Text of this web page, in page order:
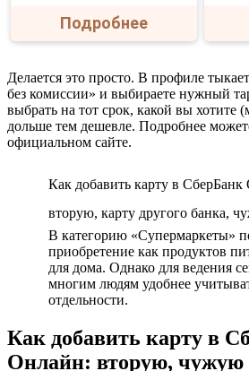
Подробнее
Делается это просто. В профиле
без комиссии» и выбираете нужный
выбрать на тот срок, какой вы хотите
дольше тем дешевле. Подробнее
официальном сайте.
Как добавить карту в
вторую, карту другого банка,
В категорию «Супермаркеты»
приобретение как продуктов
для дома. Однако для ведения
многим людям удобнее
отдельности.
Как добавить карту в
Онлайн: вторую,